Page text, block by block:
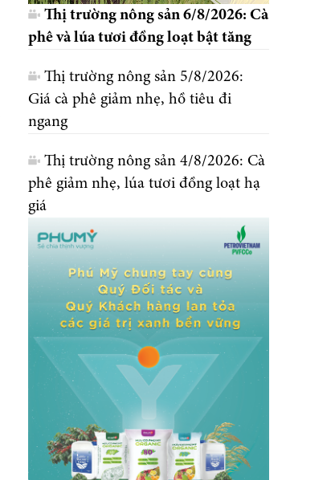
Thị trường nông sản 6/8/2026: Cà
phê và lúa tươi đồng loạt bật tăng
Thị trường nông sản 5/8/2026:
Giá cà phê giảm nhẹ, hồ tiêu đi
ngang
Thị trường nông sản 4/8/2026: Cà
phê giảm nhẹ, lúa tươi đồng loạt hạ
giá